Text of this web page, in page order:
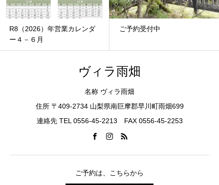
R8（2026）年営業カレンダ
ー４－６月
ご予約受付中
ヴィラ雨畑
名称 ヴィラ雨畑
住所 〒409-2734 山梨県南巨摩郡早川町雨畑699
連絡先 TEL 0556-45-2213 FAX 0556-45-2253
ご予約は、こちらから